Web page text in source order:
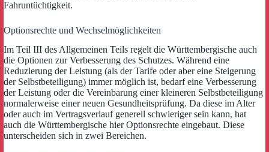
Fahruntüchtigkeit.
Optionsrechte und Wechselmöglichkeiten
Im Teil III des Allgemeinen Teils regelt die Württembergische auch
die Optionen zur Verbesserung des Schutzes. Während eine
Reduzierung der Leistung (als der Tarife oder aber eine Steigerung
der Selbstbeteiligung) immer möglich ist, bedarf eine Verbesserung
der Leistung oder die Vereinbarung einer kleineren Selbstbeteiligung
normalerweise einer neuen Gesundheitsprüfung. Da diese im Alter
oder auch im Vertragsverlauf generell schwieriger sein kann, hat
auch die Württembergische hier Optionsrechte eingebaut. Diese
unterscheiden sich in zwei Bereichen.